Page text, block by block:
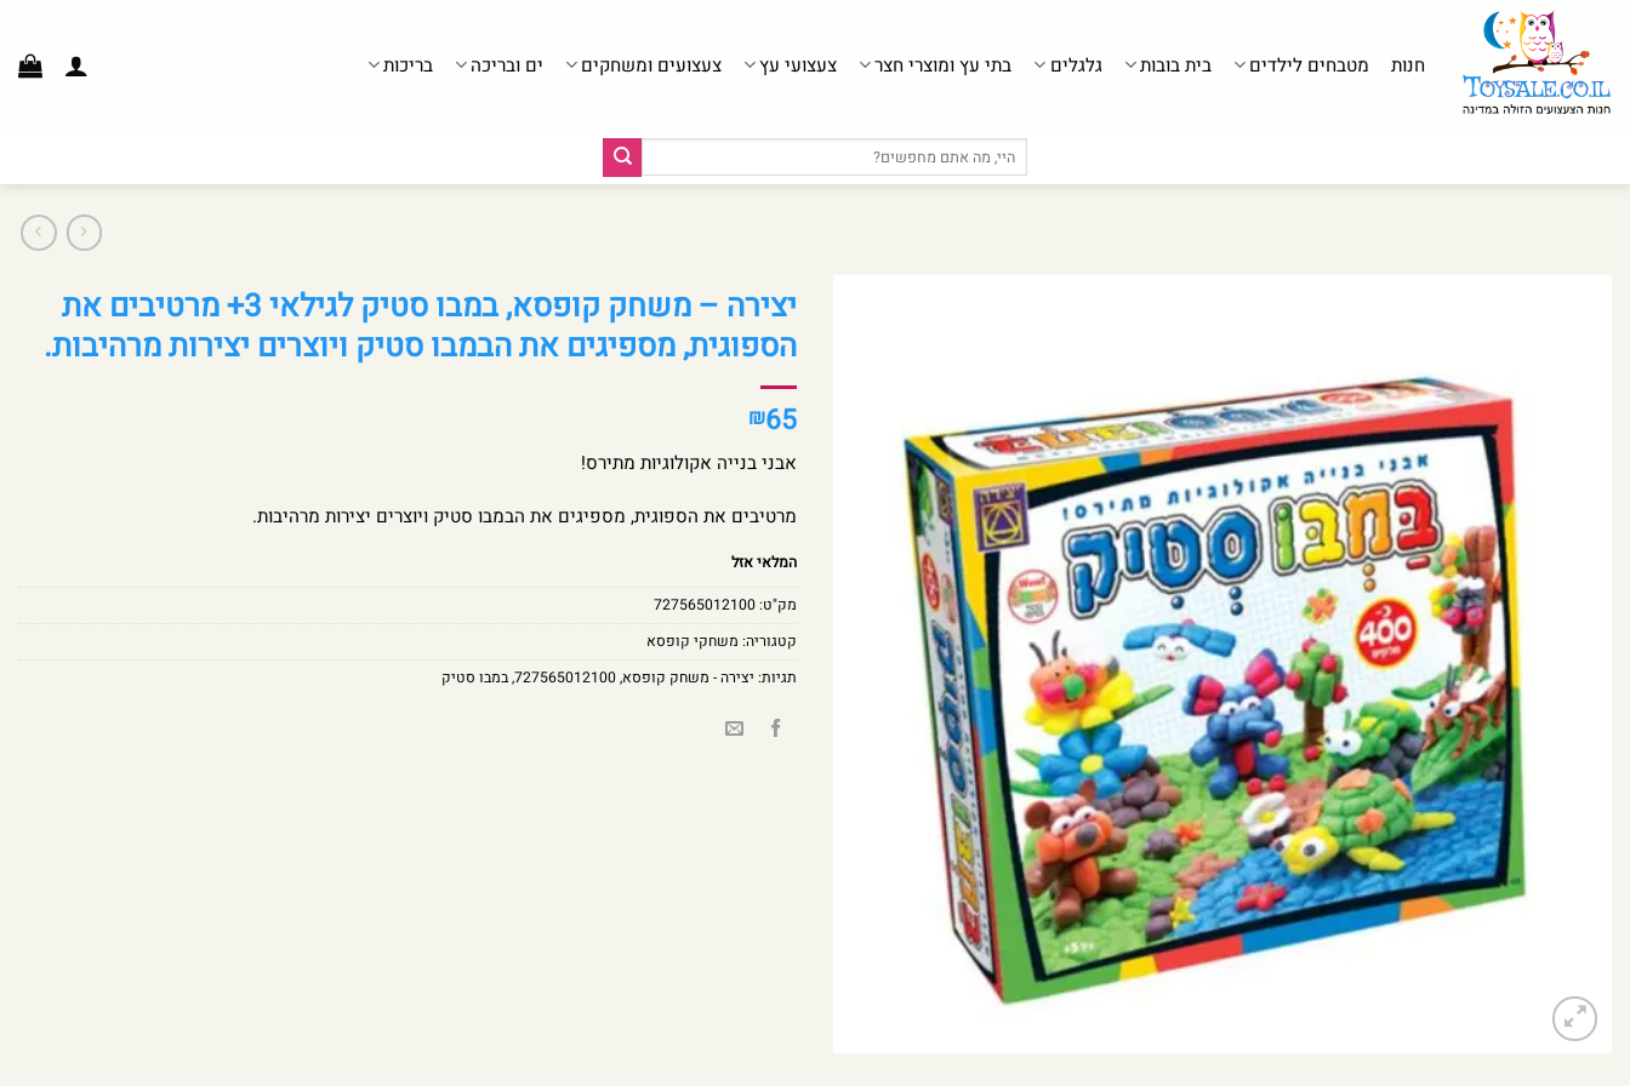
חנות
מטבחים לילדים בית בובות גלגלים בתי עץ ומוצרי חצר צעצועי עץ צעצועים ומשחקים ים ובריכה בריכות
עבור:
יצירה – משחק קופסא, במבו סטיק לגילאי 3+ מרטיבים את
הספוגית, מספיגים את הבמבו סטיק ויוצרים יצירות מרהיבות.
₪65
אבני בנייה אקולוגיות מתירס!
מרטיבים את הספוגית, מספיגים את הבמבו סטיק ויוצרים יצירות מרהיבות.
המלאי אזל
מק"ט:727565012100
קטגוריה: משחקי קופסא
תגיות: יצירה - משחק קופסא,
727565012100
,במבו סטיק